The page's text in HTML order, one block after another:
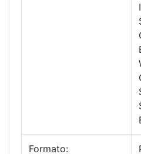
Formato: